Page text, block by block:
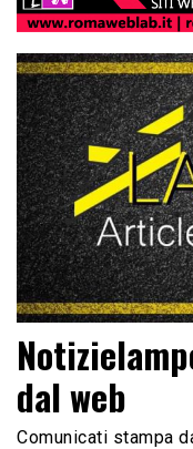
dal web
Comunicati stampa